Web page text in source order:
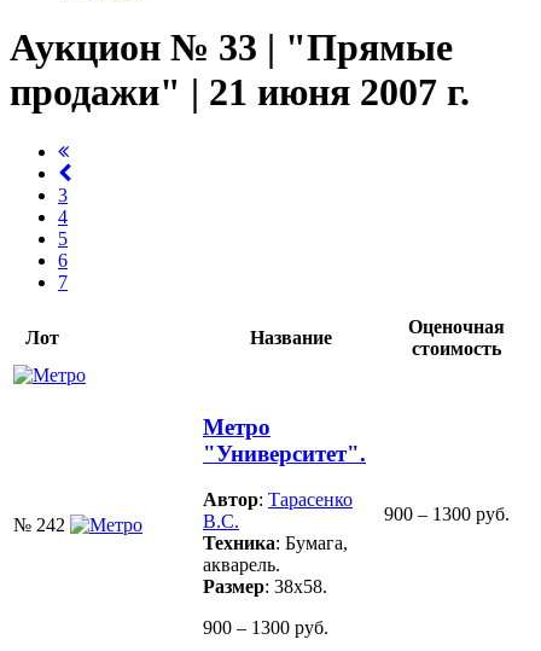
Аукцион № 33 | "Прямые
продажи" | 21 июня 2007 г.
3
4
5
6
7
Лот Название
Оценочная
стоимость
№ 242
Метро
"Университет".
Автор: Тарасенко
В.С.
Техника: Бумага,
акварель.
Размер: 38х58.
900 – 1300 руб.
900 – 1300 руб.